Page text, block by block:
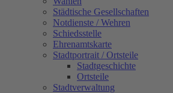
Städtische Gesellschaften
Notdienste / Wehren
Schiedsstelle
Ehrenamtskarte
Stadtportrait / Ortsteile
Stadtgeschichte
Ortsteile
Stadtverwaltung